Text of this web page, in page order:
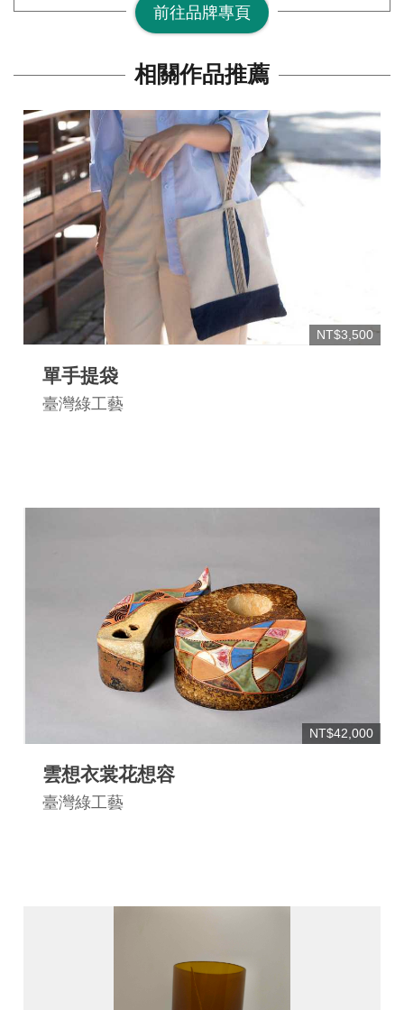
前往品牌專頁
相關作品推薦
NT$3,500
單手提袋
臺灣綠工藝
NT$42,000
雲想衣裳花想容
臺灣綠工藝